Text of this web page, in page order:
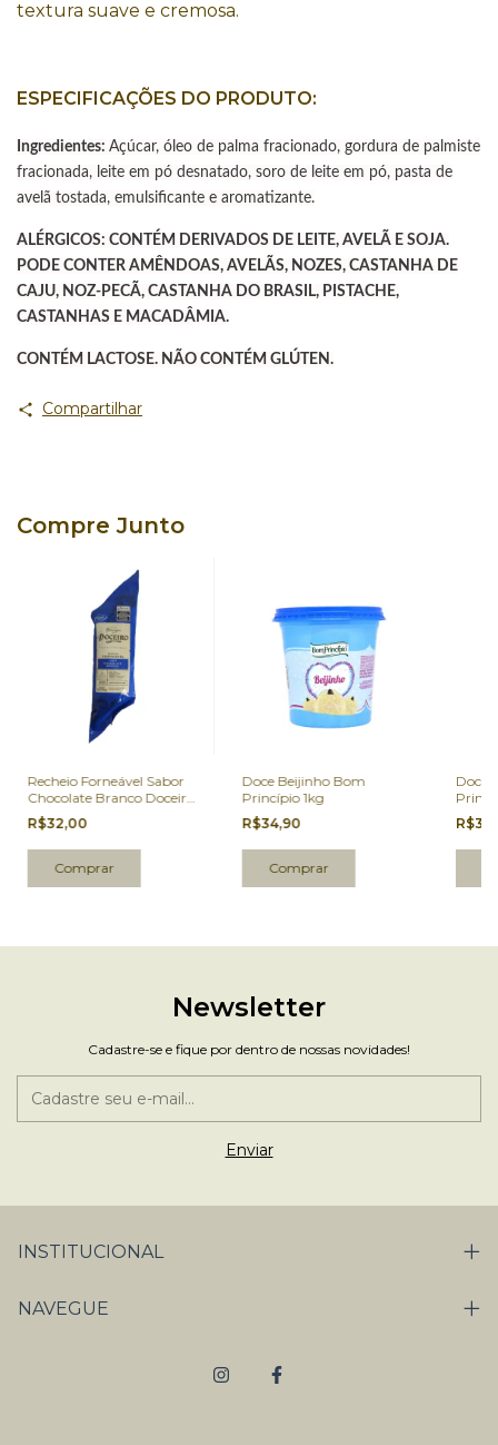
textura suave e cremosa.
ESPECIFICAÇÕES DO PRODUTO:
Ingredientes: Açúcar, óleo de palma fracionado, gordura de palmiste
fracionada, leite em pó desnatado, soro de leite em pó, pasta de
avelã tostada, emulsificante e aromatizante.
ALÉRGICOS: CONTÉM DERIVADOS DE LEITE, AVELÃ E SOJA.
PODE CONTER AMÊNDOAS, AVELÃS, NOZES, CASTANHA DE
CAJU, NOZ-PECÃ, CASTANHA DO BRASIL, PISTACHE,
CASTANHAS E MACADÂMIA.
CONTÉM LACTOSE. NÃO CONTÉM GLÚTEN.
Compartilhar
Compre Junto
Recheio Forneável Sabor
Chocolate Branco Doceiro
Haenssgen 1,005kg
R$32,00
Doce Beijinho Bom
Princípio 1kg
R$34,90
Doce
Newsletter
Cadastre-se e fique por dentro de nossas novidades!
INSTITUCIONAL
NAVEGUE